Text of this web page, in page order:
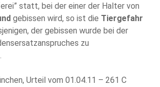
statt, bei der einer der Halter von
gebissen wird, so ist die Tiergefahr
der gebissen wurde bei der
zu
Urteil vom 01.04.11 – 261 C